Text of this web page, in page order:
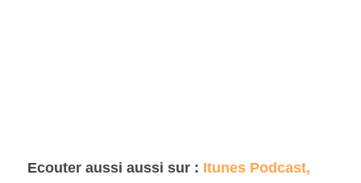
Ecouter aussi aussi sur : Itunes Podcast